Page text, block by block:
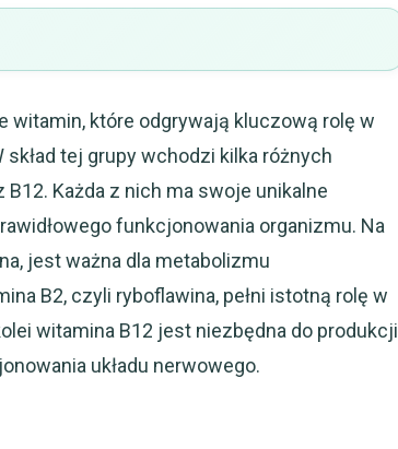
witamin, które odgrywają kluczową rolę w
tej grupy wchodzi kilka różnych
B12. Każda z nich ma swoje unikalne
funkcjonowania organizmu. Na
jest ważna dla metabolizmu
B2, czyli ryboflawina, pełni istotną rolę w
witamina B12 jest niezbędna do produkcji
układu nerwowego.